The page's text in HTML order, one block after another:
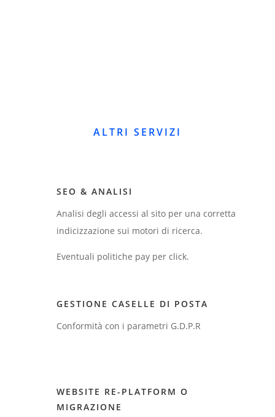
ALTRI SERVIZI
SEO & ANALISI
Analisi degli accessi al sito per una corretta
indicizzazione sui motori di ricerca.
Eventuali politiche pay per click.
GESTIONE CASELLE DI POSTA
Conformità con i parametri G.D.P.R
WEBSITE RE-PLATFORM O
MIGRAZIONE